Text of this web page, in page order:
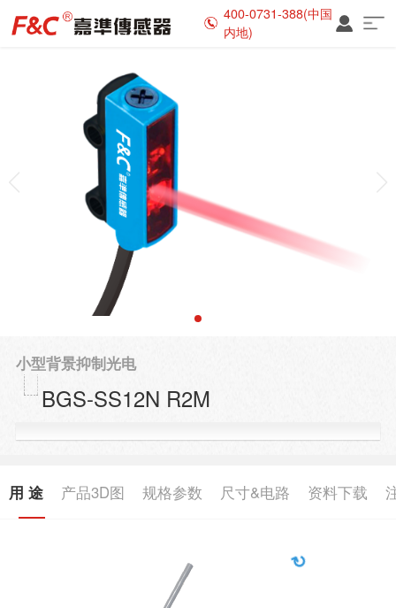
400-0731-388(中国
内地)
小型背景抑制光电
BGS-SS12N R2M
用 途 产品3D图 规格参数 尺寸&电路 资料下载